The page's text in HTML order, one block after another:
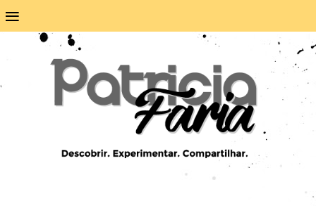
≡